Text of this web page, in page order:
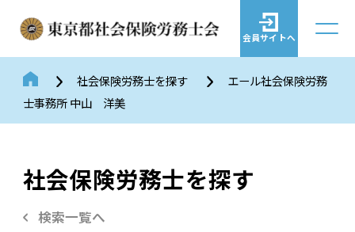
会員サイトへ
社会保険労務士を探す
エール社会保険労務
士事務所 中山 洋美
社会保険労務士を探す
検索一覧へ